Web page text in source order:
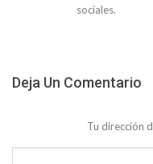
sociales.
Deja Un Comentario
Tu dirección